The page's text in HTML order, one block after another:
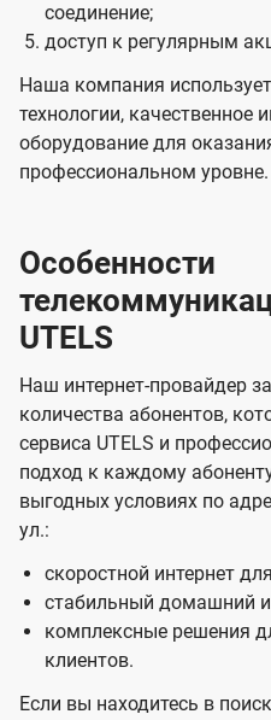
соединение;
доступ к регулярным
Наша компания
технологии, качественное
оборудование для
профессиональном уровне.
Особенности
UTELS
Наш интернет-провайдер
количества абонентов,
сервиса UTELS и
подход к каждому
выгодных условиях по
ул.:
скоростной интернет
стабильный домашний
комплексные решения
клиентов.
Если вы находитесь в